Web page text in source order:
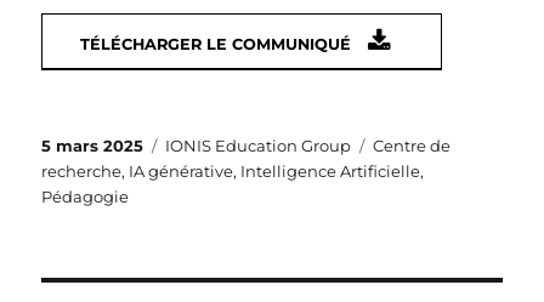
TÉLÉCHARGER LE COMMUNIQUÉ
Publié
le
5 mars 2025 Catégories
IONIS Education Group Étiquettes
Centre de
recherche, IA générative, Intelligence Artificielle,
Pédagogie